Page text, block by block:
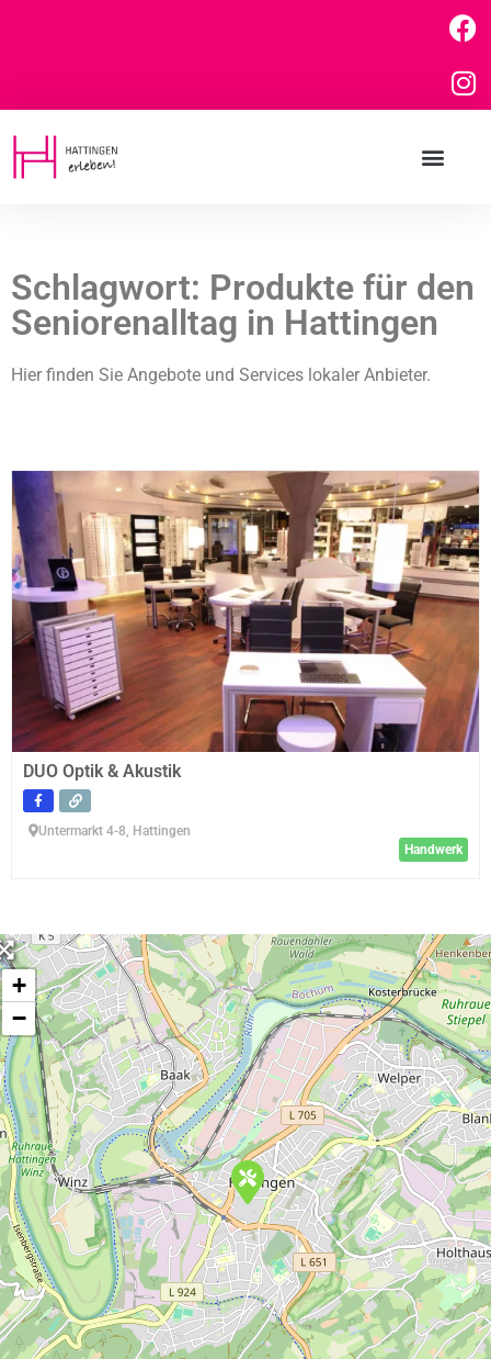
Schlagwort: Produkte für den
Seniorenalltag in Hattingen
Hier finden Sie Angebote und Services lokaler Anbieter.
DUO Optik & Akustik
Untermarkt 4-8, Hattingen
Handwerk
+
−